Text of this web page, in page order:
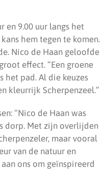
en 9.00 uur langs het
hem tegen te komen.
Nico de Haan geloofde
effect. “Een groene
het pad. Al die keuzes
kleurrijk Scherpenzeel.”
“Nico de Haan was
dorp. Met zijn overlijden
maar vooral
van de natuur en
ons om geïnspireerd